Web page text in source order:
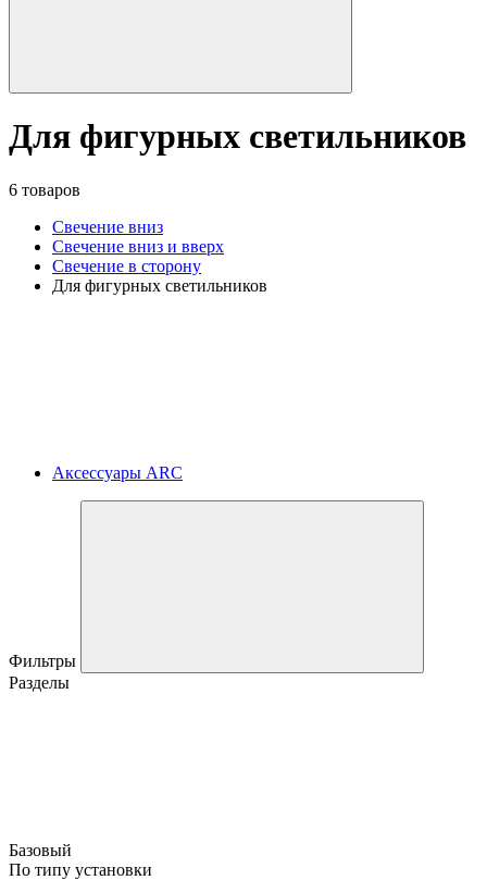
Для фигурных светильников
6 товаров
Свечение вниз
Свечение вниз и вверх
Свечение в сторону
Для фигурных светильников
Аксессуары ARC
Фильтры
Разделы
Базовый
По типу установки